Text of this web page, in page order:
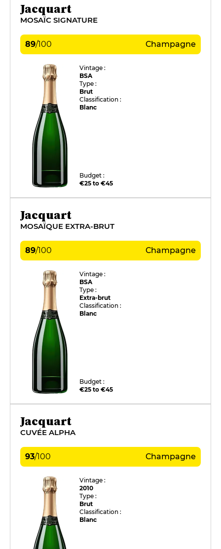
Jacquart
MOSAÏC SIGNATURE
89/100 Champagne
Vintage :
BSA
Type :
Brut
Classification :
Blanc
Budget :
€25 to €45
Jacquart
MOSAÏQUE EXTRA-BRUT
89/100 Champagne
Vintage :
BSA
Type :
Extra-brut
Classification :
Blanc
Budget :
€25 to €45
Jacquart
CUVÉE ALPHA
93/100 Champagne
Vintage :
2010
Type :
Brut
Classification :
Blanc